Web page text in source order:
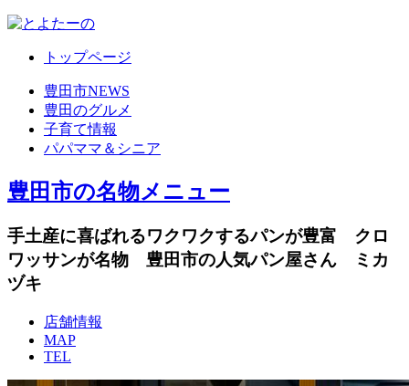
トップページ
豊田市NEWS
豊田のグルメ
子育て情報
パパママ＆シニア
豊田市の名物メニュー
手土産に喜ばれるワクワクするパンが豊富 クロ
ワッサンが名物 豊田市の人気パン屋さん ミカ
ヅキ
店舗情報
MAP
TEL